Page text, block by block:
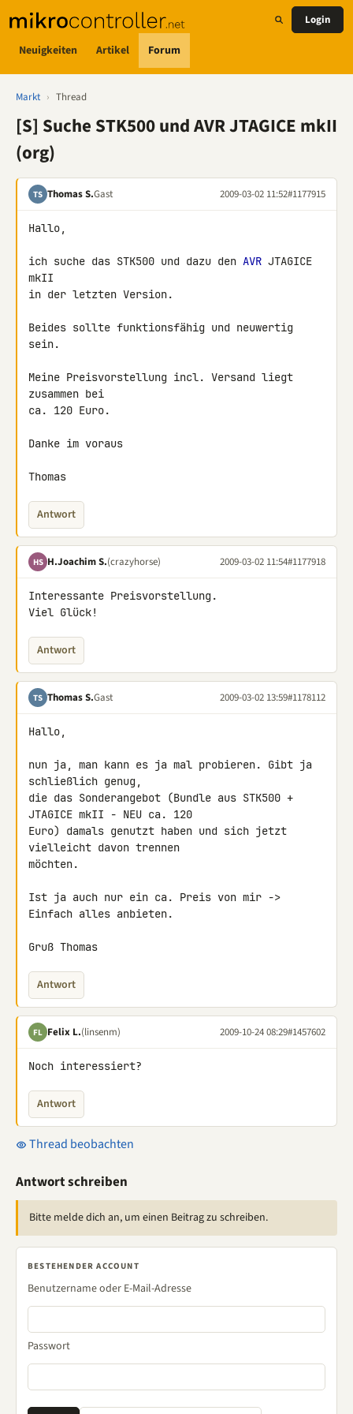
Neuigkeiten Artikel Forum
Login
Markt › Thread
[S] Suche STK500 und AVR JTAGICE mkII
(org)
TS Thomas S.Gast 2009-03-02 11:52#1177915
Hallo,
ich suche das STK500 und dazu den AVR JTAGICE
mkII
in der letzten Version.
Beides sollte funktionsfähig und neuwertig
sein.
Meine Preisvorstellung incl. Versand liegt
zusammen bei
ca. 120 Euro.
Danke im voraus
Thomas
Antwort
HS H.Joachim S.(crazyhorse) 2009-03-02 11:54#1177918
Interessante Preisvorstellung.
Viel Glück!
Antwort
TS Thomas S.Gast 2009-03-02 13:59#1178112
Hallo,
nun ja, man kann es ja mal probieren. Gibt ja
schließlich genug,
die das Sonderangebot (Bundle aus STK500 +
JTAGICE mkII - NEU ca. 120
Euro) damals genutzt haben und sich jetzt
vielleicht davon trennen
möchten.
Ist ja auch nur ein ca. Preis von mir ->
Einfach alles anbieten.
Gruß Thomas
Antwort
FL Felix L.(linsenm) 2009-10-24 08:29#1457602
Noch interessiert?
Antwort
Thread beobachten
Antwort schreiben
Bitte melde dich an, um einen Beitrag zu schreiben.
BESTEHENDER ACCOUNT
Benutzername oder E-Mail-Adresse
Passwort